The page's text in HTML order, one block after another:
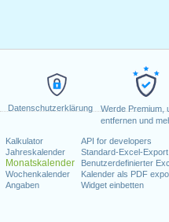
Datenschutzerklärung
Werde Premium,
entfernen und
Kalkulator
Jahreskalender
Monatskalender
Wochenkalender
Angaben
API for developers
Standard-Excel-Export
Benutzerdefinierter
Kalender als PDF
Widget einbetten